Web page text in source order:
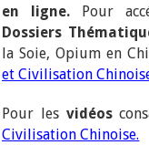
en ligne. Pour
Dossiers
la Soie, Opium en
et Civilisation
Pour les vidéos
Civilisation Chinoise.